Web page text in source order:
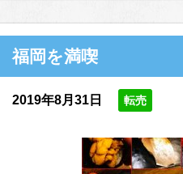
福岡を満喫
2019年8月31日 転売